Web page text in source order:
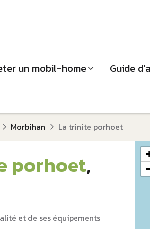
un mobil-home Guide
Morbihan La trinite porhoet
porhoet,
et de ses équipements